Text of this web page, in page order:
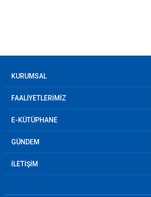
KURUMSAL
FAALİYETLERİMİZ
E-KÜTÜPHANE
GÜNDEM
İLETİŞİM